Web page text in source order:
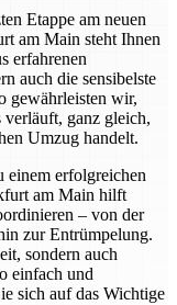
Etappe am neuen
am Main steht Ihnen
erfahrenen
auch die sensibelste
gewährleisten wir,
verläuft, ganz gleich,
Umzug handelt.
einem erfolgreichen
am Main hilft
– von der
zur Entrümpelung.
sondern auch
einfach und
sich auf das Wichtige